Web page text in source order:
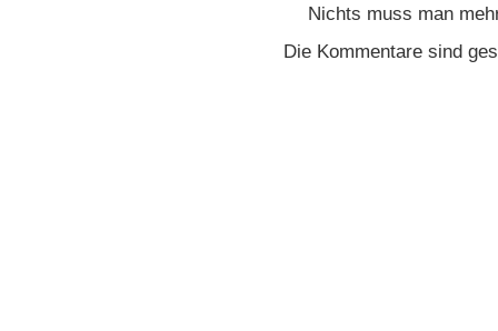
Nichts muss man
Die Kommentare sind